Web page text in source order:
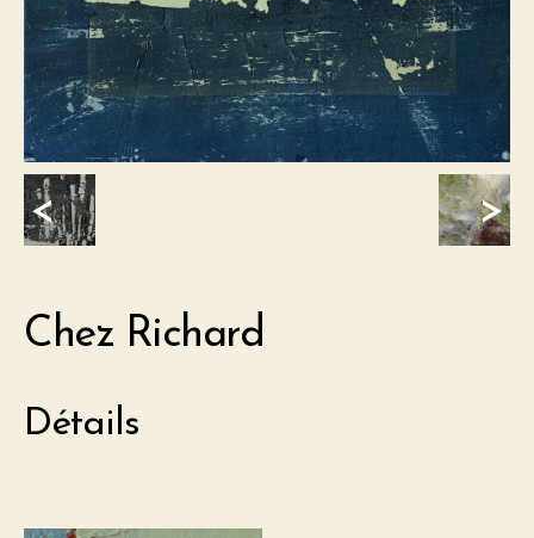
< >
Chez Richard
Détails